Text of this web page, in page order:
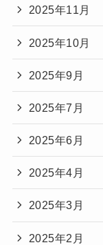
2025年11月
2025年10月
2025年9月
2025年7月
2025年6月
2025年4月
2025年3月
2025年2月